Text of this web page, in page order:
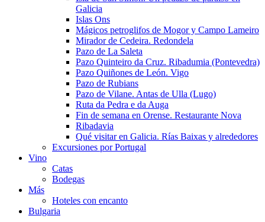
Galicia
Islas Ons
Mágicos petroglifos de Mogor y Campo Lameiro
Mirador de Cedeira. Redondela
Pazo de La Saleta
Pazo Quinteiro da Cruz. Ribadumia (Pontevedra)
Pazo Quiñones de León. Vigo
Pazo de Rubians
Pazo de Vilane. Antas de Ulla (Lugo)
Ruta da Pedra e da Auga
Fin de semana en Orense. Restaurante Nova
Ribadavia
Qué visitar en Galicia. Rías Baixas y alrededores
Excursiones por Portugal
Vino
Catas
Bodegas
Más
Hoteles con encanto
Bulgaria